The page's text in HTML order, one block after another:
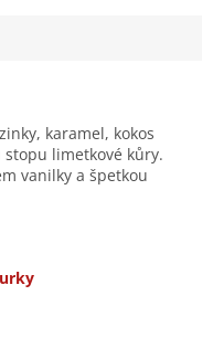
karamel, kokos
limetkové kůry.
vanilky a špetkou